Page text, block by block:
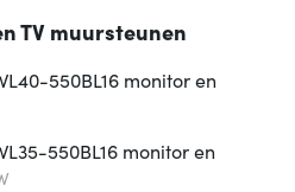
TV muursteunen
550BL16 monitor en
550BL16 monitor en